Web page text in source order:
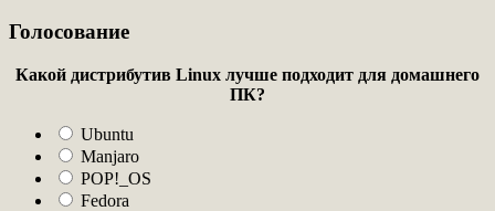
Голосование
Какой дистрибутив Linux лучше подходит для домашнего
ПК?
Ubuntu
Manjaro
POP!_OS
Fedora